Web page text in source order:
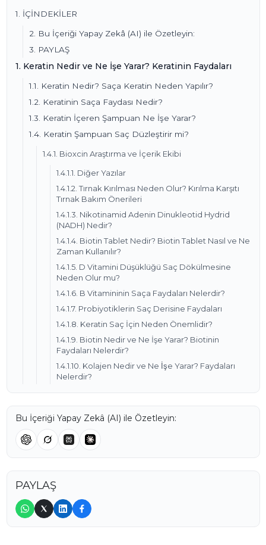
1. İÇİNDEKİLER
2. Bu İçeriği Yapay Zekâ (AI) ile Özetleyin:
3. PAYLAŞ
1. Keratin Nedir ve Ne İşe Yarar? Keratinin Faydaları
1.1. Keratin Nedir? Saça Keratin Neden Yapılır?
1.2. Keratinin Saça Faydası Nedir?
1.3. Keratin İçeren Şampuan Ne İşe Yarar?
1.4. Keratin Şampuan Saç Düzleştirir mi?
1.4.1. Bioxcin Araştırma ve İçerik Ekibi
1.4.1.1. Diğer Yazılar
1.4.1.2. Tırnak Kırılması Neden Olur? Kırılma Karşıtı
Tırnak Bakım Önerileri
1.4.1.3. Nikotinamid Adenin Dinukleotid Hydrid
(NADH) Nedir?
1.4.1.4. Biotin Tablet Nedir? Biotin Tablet Nasıl ve Ne
Zaman Kullanılır?
1.4.1.5. D Vitamini Düşüklüğü Saç Dökülmesine
Neden Olur mu?
1.4.1.6. B Vitamininin Saça Faydaları Nelerdir?
1.4.1.7. Probiyotiklerin Saç Derisine Faydaları
1.4.1.8. Keratin Saç İçin Neden Önemlidir?
1.4.1.9. Biotin Nedir ve Ne İşe Yarar? Biotinin
Faydaları Nelerdir?
1.4.1.10. Kolajen Nedir ve Ne İşe Yarar? Faydaları
Nelerdir?
Bu İçeriği Yapay Zekâ (AI) ile Özetleyin:
PAYLAŞ